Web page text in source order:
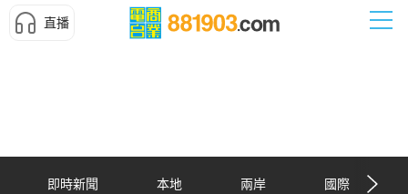
直播
即時新聞 本地 兩岸 國際